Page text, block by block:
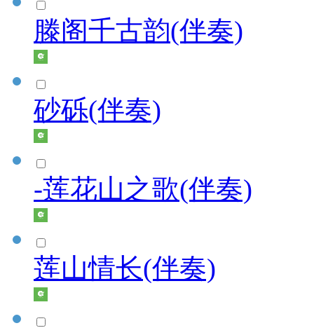
滕阁千古韵(伴奏)
砂砾(伴奏)
-莲花山之歌(伴奏)
莲山情长(伴奏)